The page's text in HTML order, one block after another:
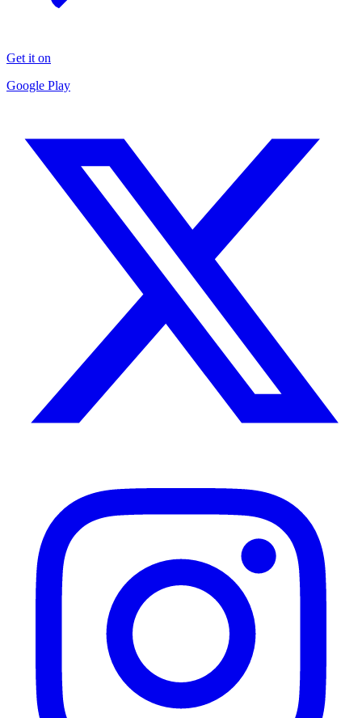
Get it on
Google Play